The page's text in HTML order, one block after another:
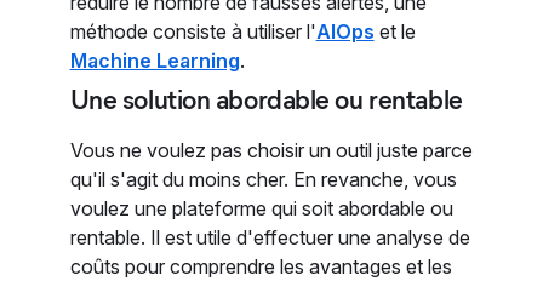
méthode consiste à utiliser l'AIOps et le
Machine Learning.
Une solution abordable ou rentable
Vous ne voulez pas choisir un outil juste parce
qu'il s'agit du moins cher. En revanche, vous
voulez une plateforme qui soit abordable ou
rentable. Il est utile d'effectuer une analyse de
coûts pour comprendre les avantages et les